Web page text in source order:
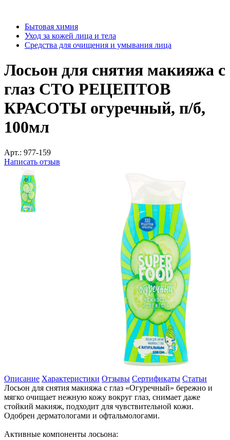
Бытовая химия
Уход за кожей лица и тела
Средства для очищения и умывания лица
Лосьон для снятия макияжа с
глаз СТО РЕЦЕПТОВ
КРАСОТЫ огуречный, п/б,
100мл
Арт.: 977-159
Написать отзыв
Описание Характеристики Отзывы Сертификаты Статьи
Лосьон для снятия макияжа с глаз «Огуречный» бережно и
мягко очищает нежную кожу вокруг глаз, снимает даже
стойкий макияж, подходит для чувствительной кожи.
Одобрен дерматологами и офтальмологами.
Активные компоненты лосьона: